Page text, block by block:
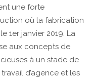
une forte
où la fabrication
1er janvier 2019. La
aux concepts de
à un stade de
d’agence et les